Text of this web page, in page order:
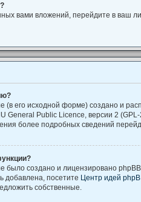
вами вложений, перейдите в ваш
(в его исходной форме) создано и
General Public Licence, версии 2
более подробных сведений
было создано и лицензировано
добавлена, посетите Центр идей
собственные.